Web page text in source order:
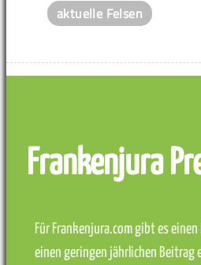
aktuelle Felsen
Frankenjura
Für Frankenjura.com gibt es
einen geringen jährlichen Beitrag